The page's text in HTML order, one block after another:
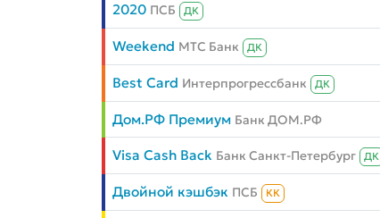
2020 ПСБ ДК
Weekend МТС Банк ДК
Best Card Интерпрогрессбанк ДК
Дом.РФ Премиум Банк ДОМ.РФ
Visa Cash Back Банк Санкт-Петербург ДК
Двойной кэшбэк ПСБ КК